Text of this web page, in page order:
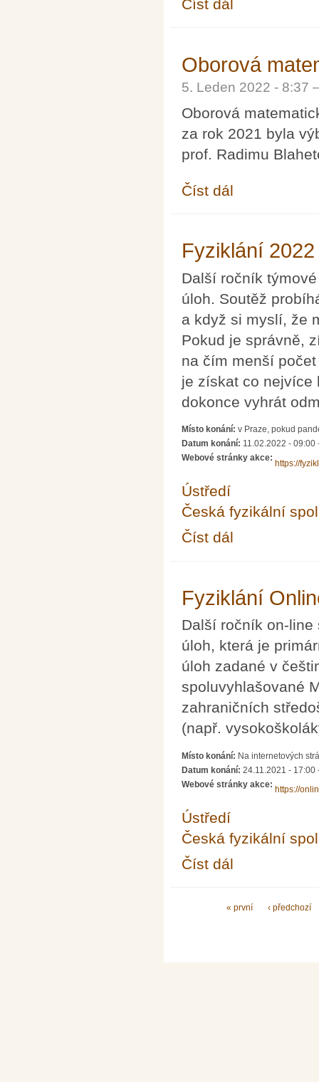
Číst dál
Oborová
5. Leden 2022 -
Oborová
za rok 2021 byla
prof. Radimu
Číst dál
Fyziklání
Další ročník
úloh. Soutěž
a když si myslí, že
Pokud je správně,
na čím menší
je získat co nejvíce
dokonce vyhrát
Místo konání: v Praze, pokud
Datum konání: 11.02.2022 - 09:00
Webové stránky akce:
https://
Ústředí
Česká fyzikální
Číst dál
Fyziklání
Další ročník on-
úloh, která je
úloh zadané v
spoluvyhlašované
zahraničních
(např.
Místo konání: Na internetových
Datum konání: 24.11.2021 - 17:00
Webové stránky akce:
https://
Ústředí
Česká fyzikální
Číst dál
Stránky« první ‹ předchozí